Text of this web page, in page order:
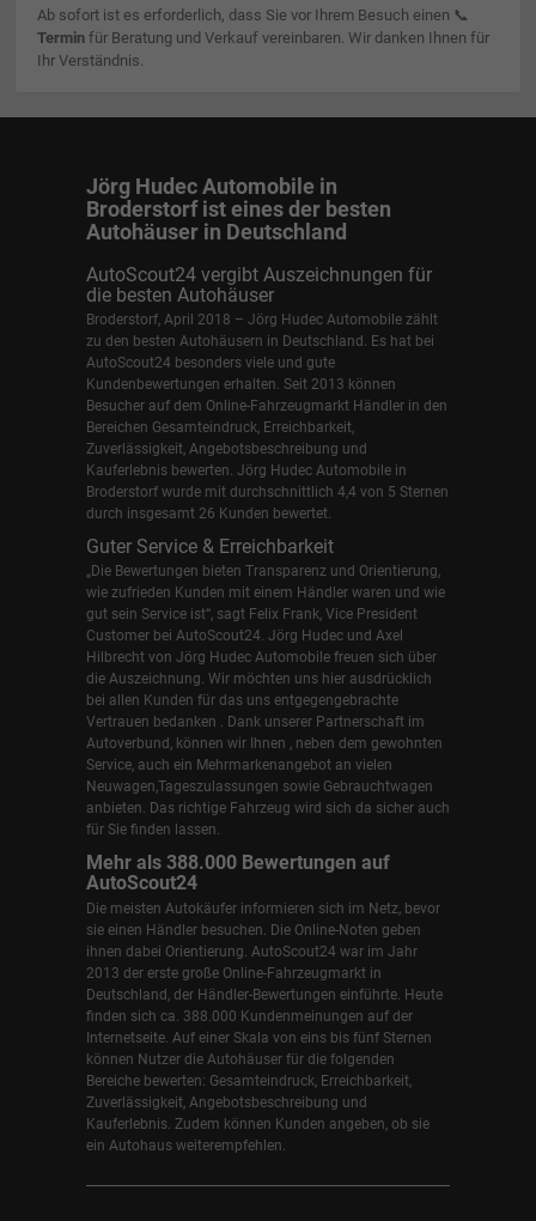
Ab sofort ist es erforderlich, dass Sie vor Ihrem Besuch einen 📞
Terminfür Beratung und Verkauf vereinbaren. Wir danken Ihnen für
Ihr Verständnis.
Jörg Hudec Automobile in
Broderstorf ist eines der besten
Autohäuser in Deutschland
AutoScout24 vergibt Auszeichnungen für
die besten Autohäuser
Broderstorf, April 2018 – Jörg Hudec Automobile zählt
zu den besten Autohäusern in Deutschland. Es hat bei
AutoScout24 besonders viele und gute
Kundenbewertungen erhalten. Seit 2013 können
Besucher auf dem Online-Fahrzeugmarkt Händler in den
Bereichen Gesamteindruck, Erreichbarkeit,
Zuverlässigkeit, Angebotsbeschreibung und
Kauferlebnis bewerten. Jörg Hudec Automobile in
Broderstorf wurde mit durchschnittlich 4,4 von 5 Sternen
durch insgesamt 26 Kunden bewertet.
Guter Service & Erreichbarkeit
„Die Bewertungen bieten Transparenz und Orientierung,
wie zufrieden Kunden mit einem Händler waren und wie
gut sein Service ist“, sagt Felix Frank, Vice President
Customer bei AutoScout24. Jörg Hudec und Axel
Hilbrecht von Jörg Hudec Automobile freuen sich über
die Auszeichnung. Wir möchten uns hier ausdrücklich
bei allen Kunden für das uns entgegengebrachte
Vertrauen bedanken . Dank unserer Partnerschaft im
Autoverbund, können wir Ihnen , neben dem gewohnten
Service, auch ein Mehrmarkenangebot an vielen
Neuwagen,Tageszulassungen sowie Gebrauchtwagen
anbieten. Das richtige Fahrzeug wird sich da sicher auch
für Sie finden lassen.
Mehr als 388.000 Bewertungen auf
AutoScout24
Die meisten Autokäufer informieren sich im Netz, bevor
sie einen Händler besuchen. Die Online-Noten geben
ihnen dabei Orientierung. AutoScout24 war im Jahr
2013 der erste große Online-Fahrzeugmarkt in
Deutschland, der Händler-Bewertungen einführte. Heute
finden sich ca. 388.000 Kundenmeinungen auf der
Internetseite. Auf einer Skala von eins bis fünf Sternen
können Nutzer die Autohäuser für die folgenden
Bereiche bewerten: Gesamteindruck, Erreichbarkeit,
Zuverlässigkeit, Angebotsbeschreibung und
Kauferlebnis. Zudem können Kunden angeben, ob sie
ein Autohaus weiterempfehlen.